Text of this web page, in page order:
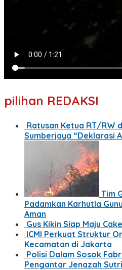
pilihan REDAKSI
Ratusan Ketua RT/RW
Sumberjaya “Deklarasi
Tim
Padamkan Karhutla
Aman
Gus Kikin Siap Maju
ICMI Perkuat Struktur
Kecamatan di Jakarta
Polisi Dalam Sosok
Pengantar Jenazah